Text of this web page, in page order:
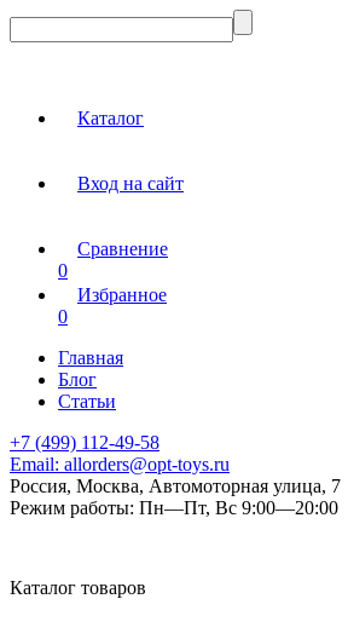
Каталог
Вход на сайт
Сравнение
0
Избранное
0
Главная
Блог
Статьи
+7 (499) 112-49-58
Email: allorders@opt-toys.ru
Россия, Москва, Автомоторная улица, 7
Режим работы: Пн—Пт, Вс 9:00—20:00
Каталог товаров